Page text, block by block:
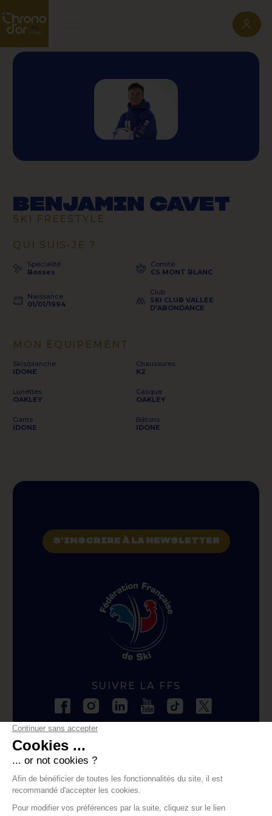
BENJAMIN CAVET
SKI FREESTYLE
QUI SUIS-JE ?
Spécialité
Bosses
Comité
CS MONT BLANC
Naissance
01/01/1994
Club
SKI CLUB VALLEE
D'ABONDANCE
MON ÉQUIPEMENT
Skis/planche
IDONE
Chaussures
K2
Lunettes
OAKLEY
Casque
OAKLEY
Gants
IDONE
Bâtons
IDONE
SUIVRE LA FFS
contact@ffs.fr
S'INSCRIRE À LA NEWSLETTER